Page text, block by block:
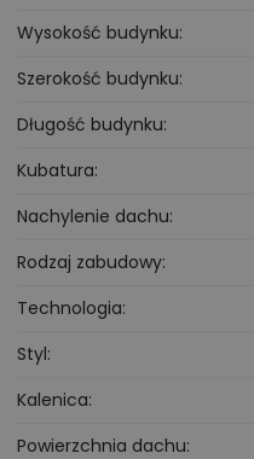
Wysokość budynku
Szerokość budynku
Długość budynku
Kubatura
Nachylenie dachu
Rodzaj zabudowy
Technologia
Styl
Kalenica
Powierzchnia dachu